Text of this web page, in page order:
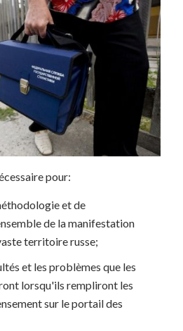
pour:
et de
de la manifestation
territoire russe;
et les problèmes que les
lorsqu'ils rempliront les
sur le portail des